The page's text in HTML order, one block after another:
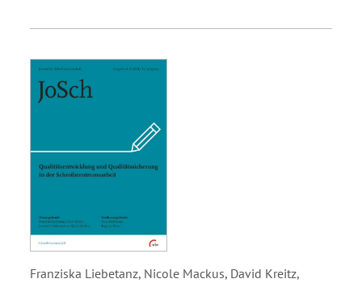
Franziska Liebetanz, Nicole Mackus, David Kreitz,